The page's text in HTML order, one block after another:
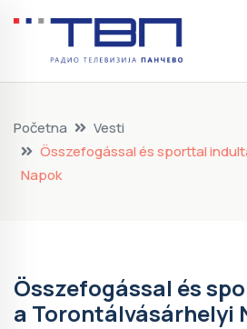
Početna
Vesti
Összefogással és sporttal
Napok
Összefogással és
a Torontálvásárhelyi